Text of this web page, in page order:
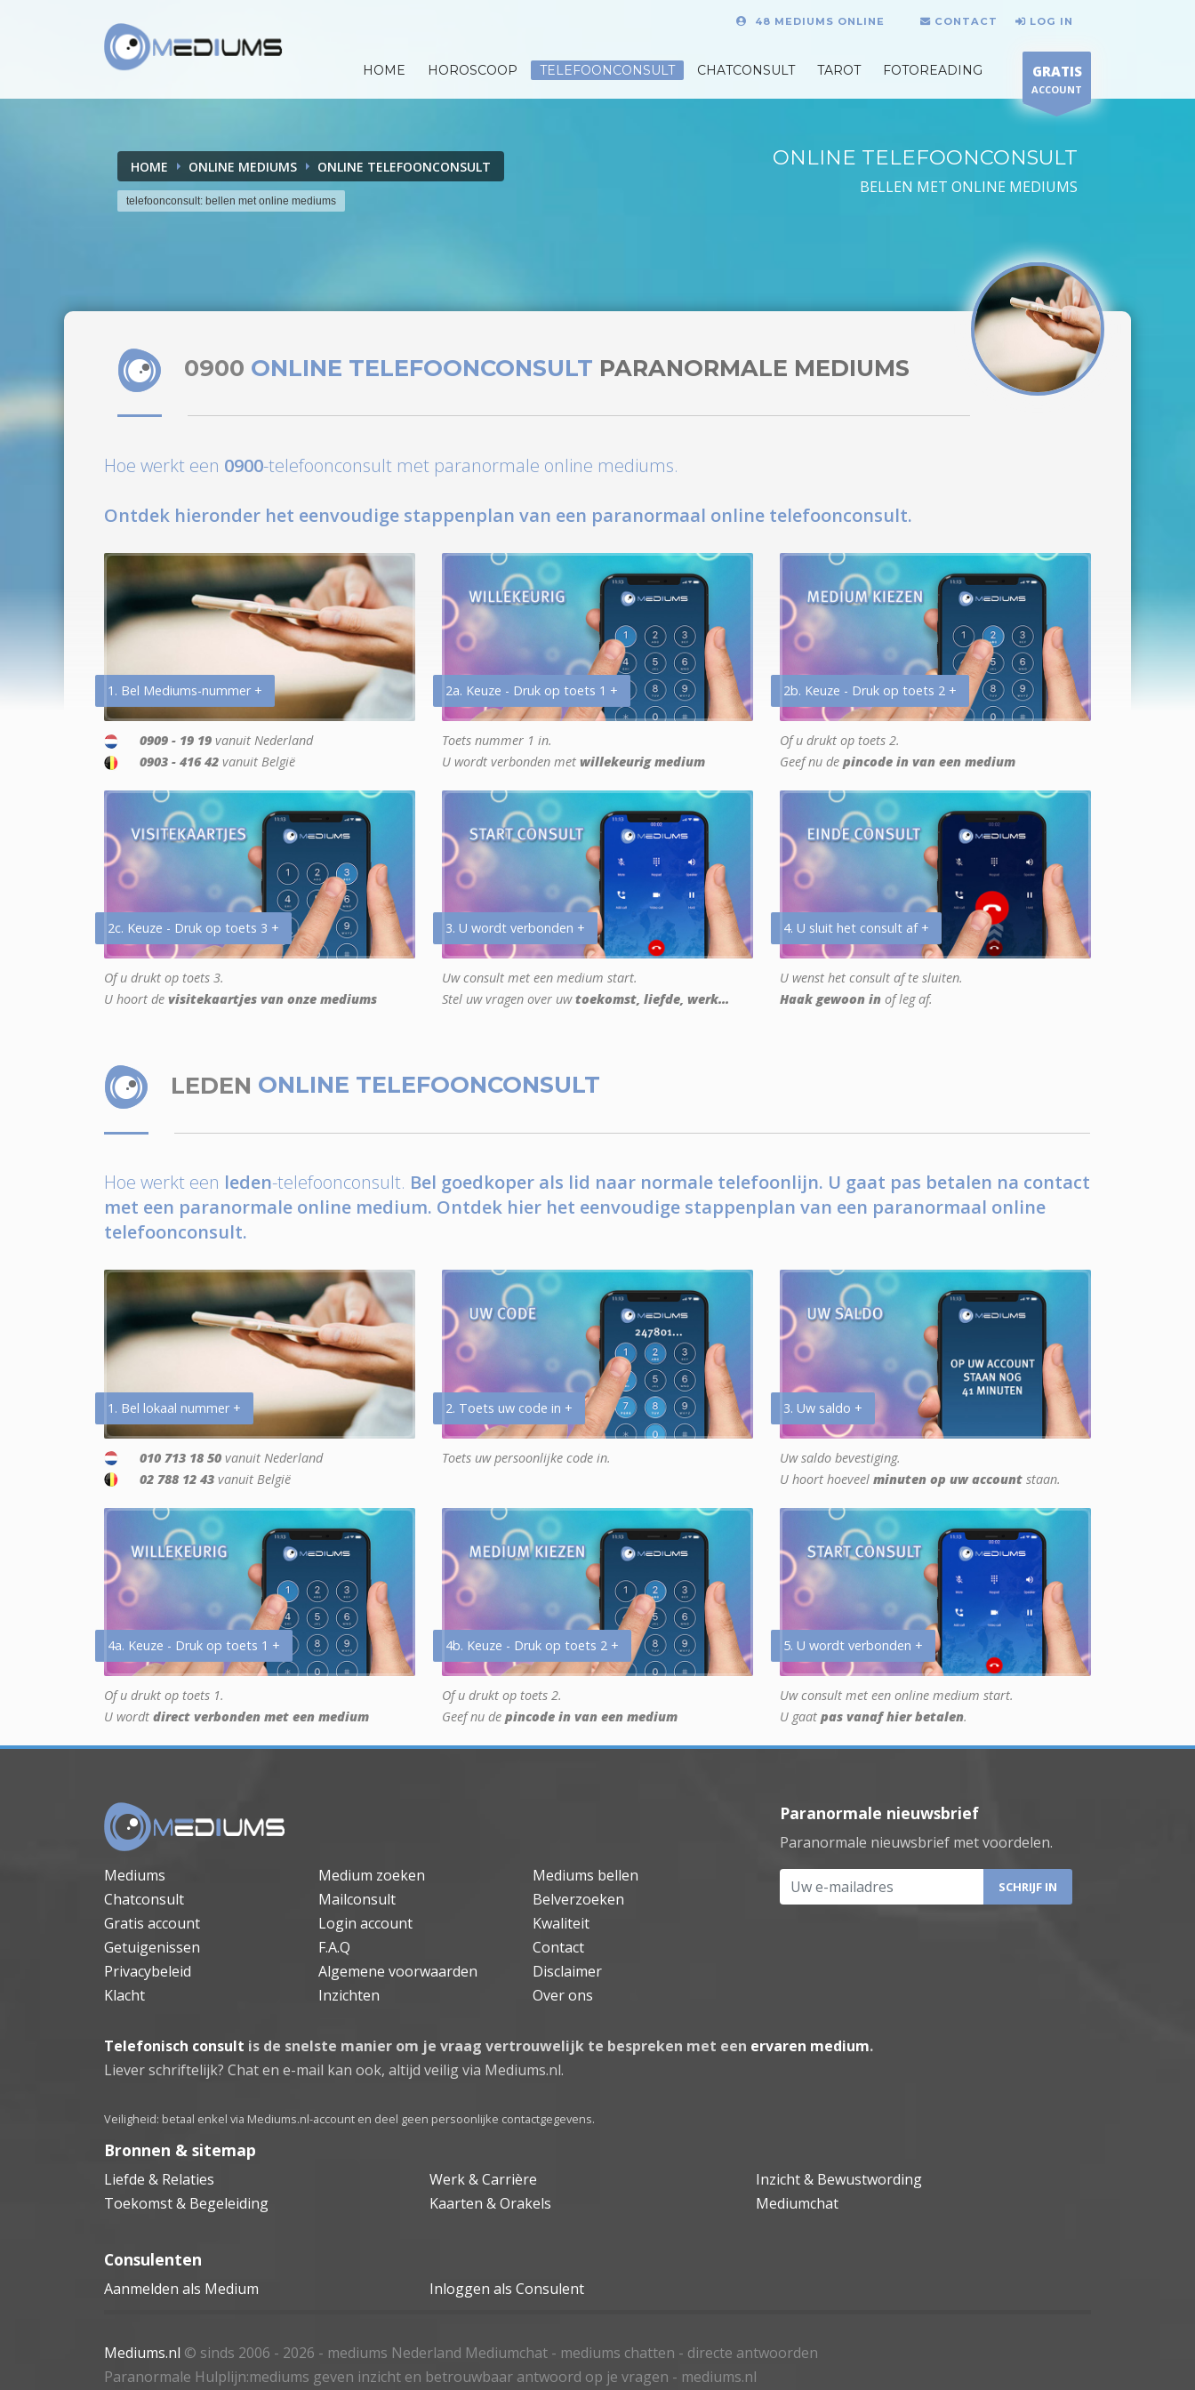
48 MEDIUMS ONLINE CONTACT LOG IN
HOME HOROSCOOP TELEFOONCONSULT CHATCONSULT TAROT FOTOREADING GRATIS
ACCOUNT
HOME ONLINE MEDIUMS ONLINE TELEFOONCONSULT
telefoonconsult: bellen met online mediums
ONLINE TELEFOONCONSULT
BELLEN MET ONLINE MEDIUMS
0900 ONLINE TELEFOONCONSULT PARANORMALE MEDIUMS
Hoe werkt een 0900-telefoonconsult met paranormale online mediums.
Ontdek hieronder het eenvoudige stappenplan van een paranormaal online telefoonconsult.
1. Bel Mediums-nummer +
0909 - 19 19 vanuit Nederland
0903 - 416 42 vanuit België
2a. Keuze - Druk op toets 1 +
Toets nummer 1 in.
U wordt verbonden met willekeurig medium
2b. Keuze - Druk op toets 2 +
Of u drukt op toets 2.
Geef nu de pincode in van een medium
2c. Keuze - Druk op toets 3 +
Of u drukt op toets 3.
U hoort de visitekaartjes van onze mediums
3. U wordt verbonden +
Uw consult met een medium start.
Stel uw vragen over uwtoekomst, liefde, werk...
4. U sluit het consult af +
U wenst het consult af te sluiten.
Haak gewoon in of leg af.
LEDEN ONLINE TELEFOONCONSULT
Hoe werkt een leden-telefoonconsult. Bel goedkoper als lid naar normale telefoonlijn. U gaat pas betalen na contact
met een paranormale online medium. Ontdek hier het eenvoudige stappenplan van een paranormaal online
telefoonconsult.
1. Bel lokaal nummer +
010 713 18 50 vanuit Nederland
02 788 12 43 vanuit België
2. Toets uw code in +
Toets uw persoonlijke code in.
3. Uw saldo +
Uw saldo bevestiging.
U hoort hoeveel minuten op uw account staan.
4a. Keuze - Druk op toets 1 +
Of u drukt op toets 1.
U wordt direct verbonden met een medium
4b. Keuze - Druk op toets 2 +
Of u drukt op toets 2.
Geef nu de pincode in van een medium
5. U wordt verbonden +
Uw consult met een online medium start.
U gaat pas vanaf hier betalen.
Mediums Medium zoeken
Mediums bellen
Chatconsult
Mailconsult
Belverzoeken
Gratis account
Login account
Kwaliteit
Getuigenissen
F.A.Q
Contact
Privacybeleid
Algemene voorwaarden
Disclaimer
Klacht
Inzichten Over ons
Paranormale nieuwsbrief
Paranormale nieuwsbrief met voordelen.
Uw e-mailadres
Telefonisch consult is de snelste manier om je vraag vertrouwelijk te bespreken met een ervaren medium.
Liever schriftelijk? Chat en e-mail kan ook, altijd veilig via Mediums.nl.
Veiligheid: betaal enkel via Mediums.nl-account en deel geen persoonlijke contactgegevens.
Bronnen & sitemap
Liefde & Relaties Werk & Carrière
Inzicht & Bewustwording
Toekomst & Begeleiding
Kaarten & Orakels Mediumchat
Consulenten
Aanmelden als Medium Inloggen als Consulent
Mediums.nl © sinds 2006 - 2026 - mediums Nederland Mediumchat - mediums chatten - directe antwoorden
Paranormale Hulplijn:mediums geven inzicht en betrouwbaar antwoord op je vragen - mediums.nl